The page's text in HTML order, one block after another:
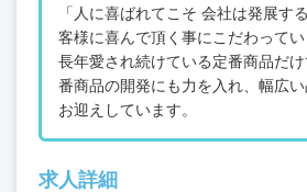
「人に喜ばれてこそ 会社は発展す
客様に喜んで頂く事にこだわってい
長年愛され続けている定番商品だ
番商品の開発にも力を入れ、幅広
お迎えしています。
求人詳細